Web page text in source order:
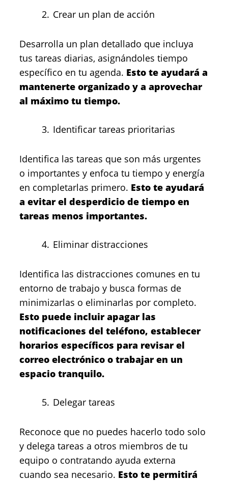
Crear un plan de acción
Desarrolla un plan detallado que incluya
tus tareas diarias, asignándoles tiempo
específico en tu agenda. Esto te ayudará a
mantenerte organizado y a aprovechar
al máximo tu tiempo.
Identificar tareas prioritarias
Identifica las tareas que son más urgentes
o importantes y enfoca tu tiempo y energía
en completarlas primero. Esto te ayudará
a evitar el desperdicio de tiempo en
tareas menos importantes.
Eliminar distracciones
Identifica las distracciones comunes en tu
entorno de trabajo y busca formas de
minimizarlas o eliminarlas por completo.
Esto puede incluir apagar las
notificaciones del teléfono, establecer
horarios específicos para revisar el
correo electrónico o trabajar en un
espacio tranquilo.
Delegar tareas
Reconoce que no puedes hacerlo todo solo
y delega tareas a otros miembros de tu
equipo o contratando ayuda externa
cuando sea necesario. Esto te permitirá